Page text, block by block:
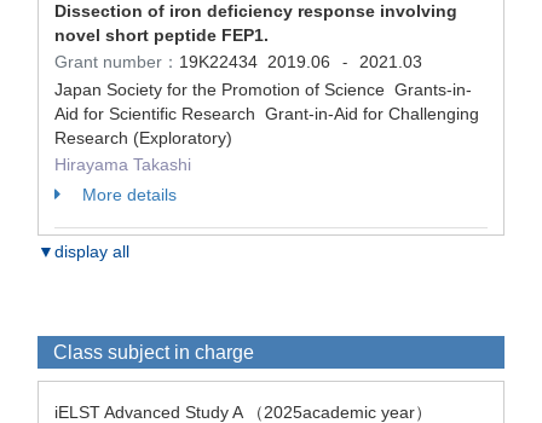
Dissection of iron deficiency response involving
novel short peptide FEP1.
Grant number： 19K22434 2019.06 -
2021.03
Japan Society for the Promotion of Science Grants-in-
Aid for Scientific Research Grant-in-Aid for Challenging
Research (Exploratory)
Hirayama Takashi
More details
▼display all
Class subject in charge
iELST Advanced Study A （2025academic year）